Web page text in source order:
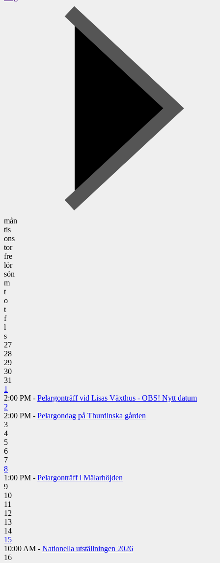
mån
tis
ons
tor
fre
lör
sön
m
t
o
t
f
l
s
27
28
29
30
31
1
2:00 PM - Pelargonträff vid Lisas Växthus - OBS! Nytt datum
2
2:00 PM - Pelargondag på Thurdinska gården
3
4
5
6
7
8
1:00 PM - Pelargonträff i Mälarhöjden
9
10
11
12
13
14
15
10:00 AM - Nationella utställningen 2026
16